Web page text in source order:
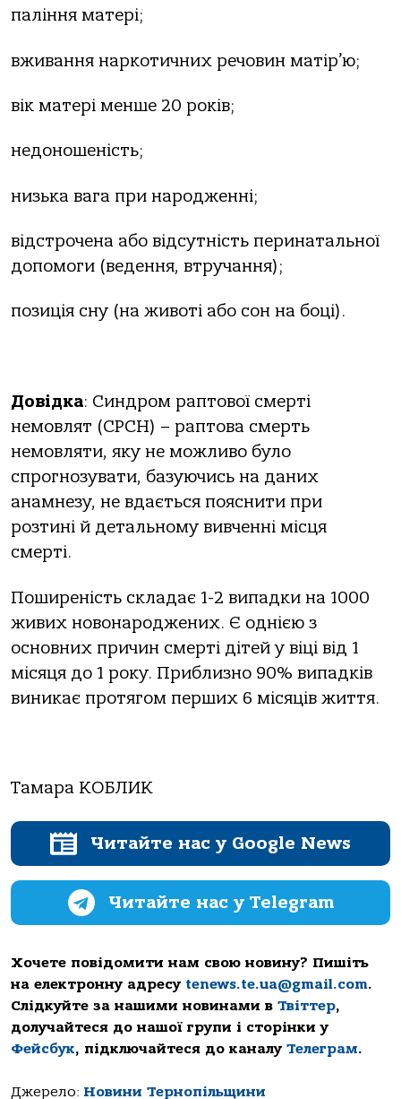
паління матері;
вживання наркотичних речовин матір’ю;
вік матері менше 20 років;
недоношеність;
низька вага при народженні;
відстрочена або відсутність перинатальної
допомоги (ведення, втручання);
позиція сну (на животі або сон на боці).
Довідка: Синдром раптової смерті
немовлят (СРСН) – раптова смерть
немовляти, яку не можливо було
спрогнозувати, базуючись на даних
анамнезу, не вдається пояснити при
розтині й детальному вивченні місця
смерті.
Поширеність складає 1-2 випадки на 1000
живих новонароджених. Є однією з
основних причин смерті дітей у віці від 1
місяця до 1 року. Приблизно 90% випадків
виникає протягом перших 6 місяців життя.
Тамара КОБЛИК
Читайте нас у Google News
Читайте нас у Telegram
Хочете повідомити нам свою новину? Пишіть
на електронну адресу tenews.te.ua@gmail.com.
Слідкуйте за нашими новинами в Твіттер,
долучайтеся до нашої групи і сторінки у
Фейсбук, підключайтеся до каналу Телеграм.
Джерело: Новини Тернопільщини